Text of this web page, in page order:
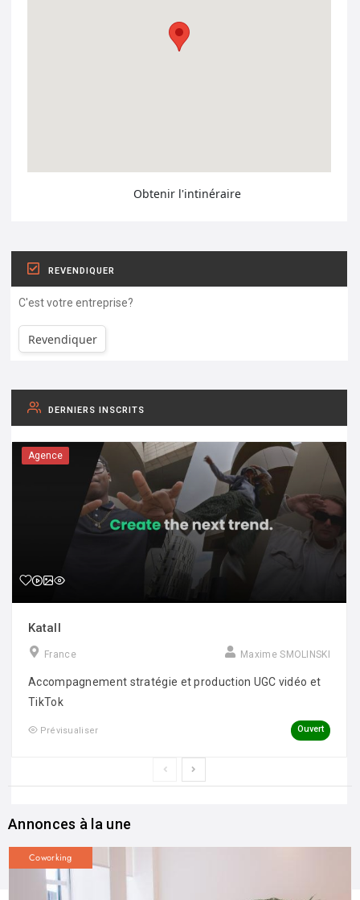
Obtenir l'intinéraire
REVENDIQUER
C'est votre entreprise?
Revendiquer
DERNIERS INSCRITS
Agence
Katall
France Maxime SMOLINSKI
Accompagnement stratégie et production UGC vidéo et
TikTok
Prévisualiser Ouvert
Annonces à la une
Coworking